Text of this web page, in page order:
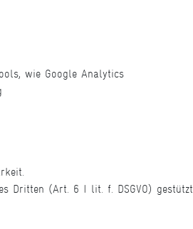
wie Google Analytics
Dritten (Art. 6 I lit. f. DSGVO) gestützt